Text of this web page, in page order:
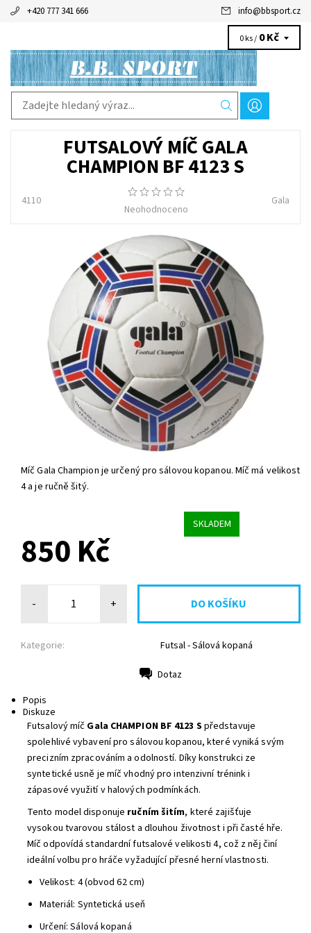
+420 777 341 666 info@bbsport.cz
0 ks / 0 Kč
FUTSALOVÝ MÍČ GALA
CHAMPION BF 4123 S
4110
Neohodnoceno
Gala
Míč Gala Champion je určený pro sálovou kopanou. Míč má velikost
4 a je ručně šitý.
SKLADEM
850 Kč
- +
Kategorie: Futsal - Sálová kopaná
Dotaz
Popis
Diskuze
Futsalový míč Gala CHAMPION BF 4123 S představuje
spolehlivé vybavení pro sálovou kopanou, které vyniká svým
precizním zpracováním a odolností. Díky konstrukci ze
syntetické usně je míč vhodný pro intenzivní trénink i
zápasové využití v halových podmínkách.
Tento model disponuje ručním šitím, které zajišťuje
vysokou tvarovou stálost a dlouhou životnost i při časté hře.
Míč odpovídá standardní futsalové velikosti 4, což z něj činí
ideální volbu pro hráče vyžadující přesné herní vlastnosti.
Velikost: 4 (obvod 62 cm)
Materiál: Syntetická useň
Určení: Sálová kopaná